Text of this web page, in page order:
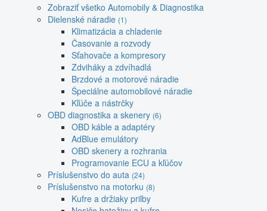
Zobraziť všetko Automobily & Diagnostika
Dielenské náradie (1)
Klimatizácia a chladenie
Časovanie a rozvody
Sťahovače a kompresory
Zdviháky a zdvíhadlá
Brzdové a motorové náradie
Špeciálne automobilové náradie
Kľúče a nástrčky
OBD diagnostika a skenery (6)
OBD káble a adaptéry
AdBlue emulátory
OBD skenery a rozhrania
Programovanie ECU a kľúčov
Príslušenstvo do auta (24)
Príslušenstvo na motorku (8)
Kufre a držiaky prilby